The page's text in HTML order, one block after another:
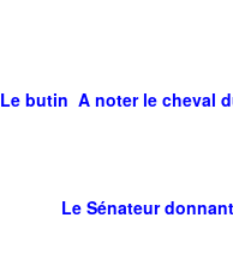
Le butin A noter le cheval
Le Sénateur